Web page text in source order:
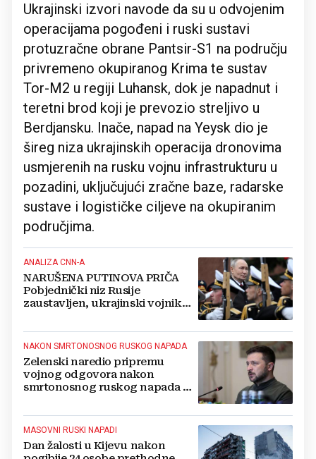
Ukrajinski izvori navode da su u odvojenim
operacijama pogođeni i ruski sustavi
protuzračne obrane Pantsir-S1 na području
privremeno okupiranog Krima te sustav
Tor-M2 u regiji Luhansk, dok je napadnut i
teretni brod koji je prevozio streljivo u
Berdjansku. Inače, napad na Yeysk dio je
šireg niza ukrajinskih operacija dronovima
usmjerenih na rusku vojnu infrastrukturu u
pozadini, uključujući zračne baze, radarske
sustave i logističke ciljeve na okupiranim
područjima.
ANALIZA CNN-A
NARUŠENA PUTINOVA PRIČA
Pobjednički niz Rusije
zaustavljen, ukrajinski vojnik
NAKON SMRTONOSNOG RUSKOG NAPADA
Zelenski naredio pripremu
vojnog odgovora nakon
smrtonosnog ruskog napada na
MASOVNI RUSKI NAPADI
Dan žalosti u Kijevu nakon